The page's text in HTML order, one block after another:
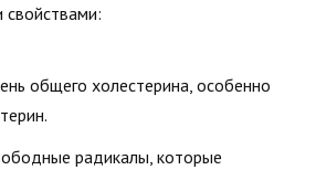
свойствами:
общего холестерина, особенно
радикалы, которые